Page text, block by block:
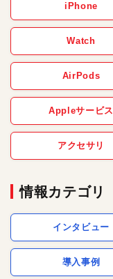
iPhone
Watch
AirPods
Appleサービス
アクセサリ
情報カテゴリ
インタビュー
導入事例